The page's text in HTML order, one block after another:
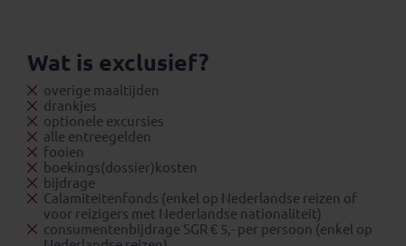
Wat is exclusief?
overige maaltijden
drankjes
optionele excursies
alle entreegelden
fooien
boekings(dossier)kosten
bijdrage
Calamiteitenfonds (enkel op Nederlandse reizen of
voor reizigers met Nederlandse nationaliteit)
consumentenbijdrage SGR € 5,- per persoon (enkel op